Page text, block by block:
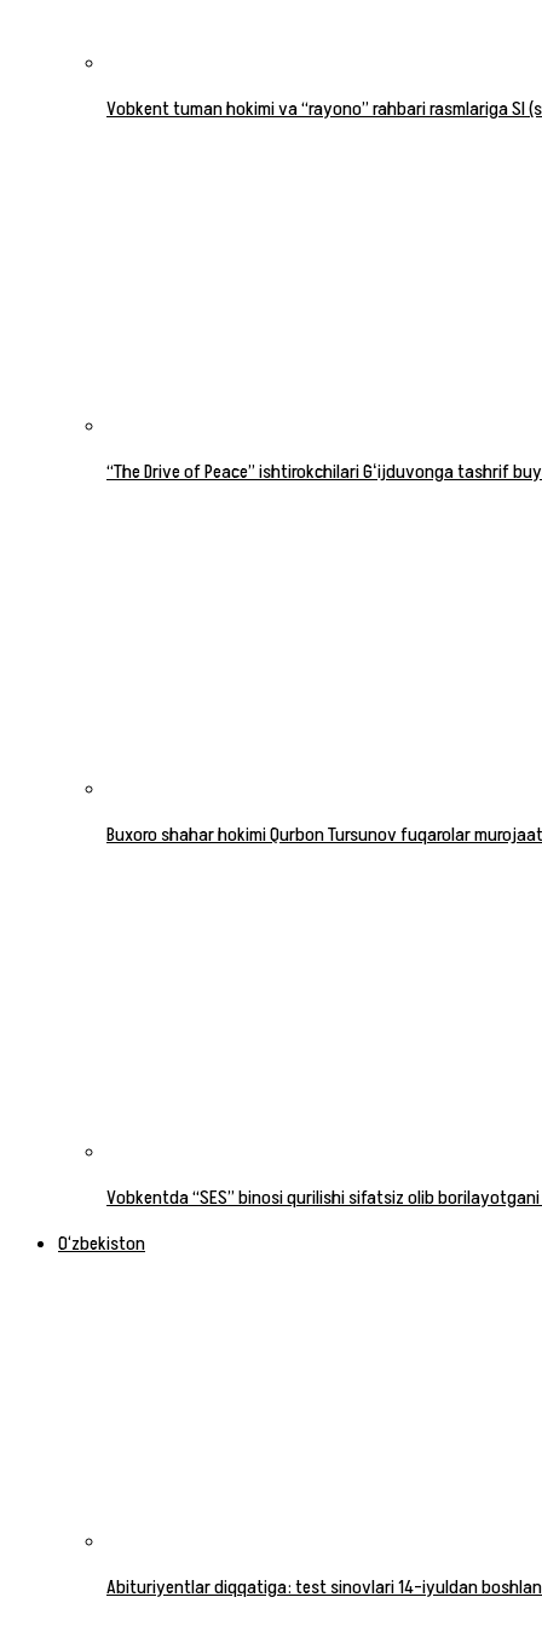
Vobkent tuman hokimi va “rayono” rahbari rasmlariga
“The Drive of Peace” ishtirokchilari Gʻijduvonga tashrif
Buxoro shahar hokimi Qurbon Tursunov fuqarolar
Vobkentda “SES” binosi qurilishi sifatsiz olib
O‘zbekiston
Abituriyentlar diqqatiga: test sinovlari 14-iyuldan